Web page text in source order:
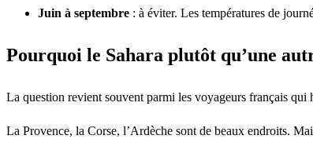
Juin à septembre : à éviter. Les températures de
Pourquoi le Sahara plutôt qu’une
La question revient souvent parmi les voyageurs français qui
La Provence, la Corse, l’Ardèche sont de beaux endroits.